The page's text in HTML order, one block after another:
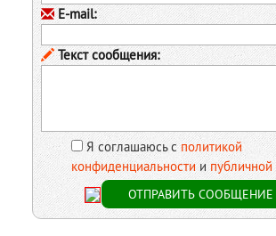
E-mail:
Текст сообщения:
Я соглашаюсь сполитикой
конфиденциальностии